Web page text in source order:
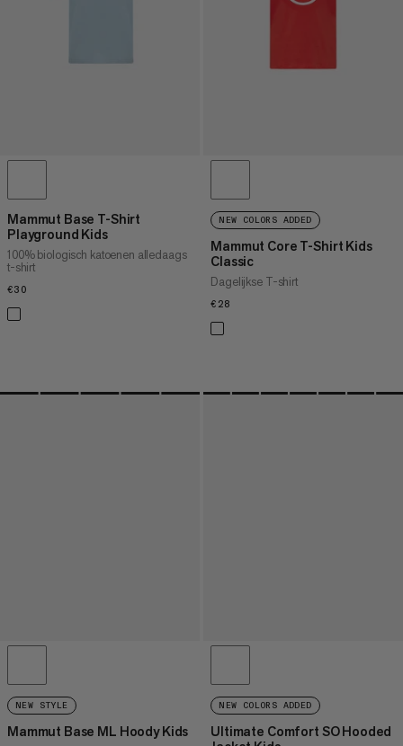
Mammut Base T-Shirt
Playground Kids
100% biologisch katoenen alledaags
t-shirt
€30
NEW COLORS ADDED
Mammut Core T-Shirt Kids
Classic
Dagelijkse T-shirt
€28
NEW STYLE
Mammut Base ML Hoody Kids
NEW COLORS ADDED
Ultimate Comfort SO Hooded